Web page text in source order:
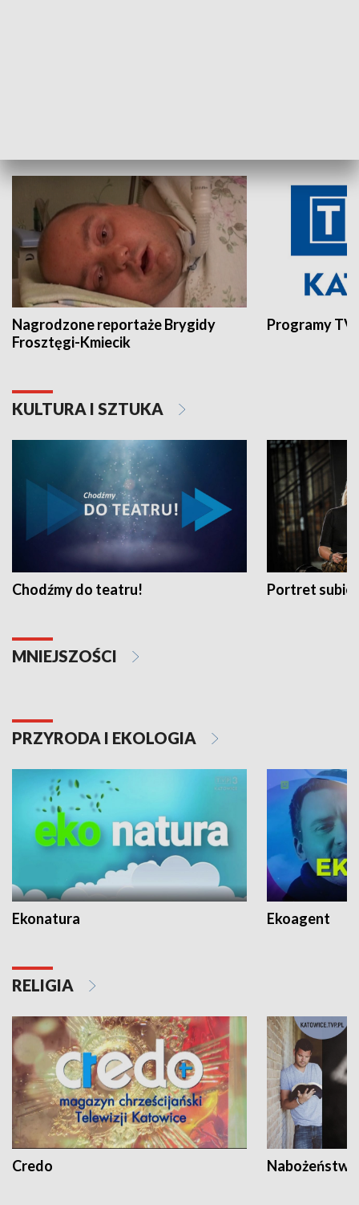
Nagrodzone reportaże Brygidy
Frosztęgi-Kmiecik
Programy
KULTURA I SZTUKA
Chodźmy do teatru! Portret
MNIEJSZOŚCI
PRZYRODA I EKOLOGIA
Ekonatura Ekoagent
RELIGIA
Credo